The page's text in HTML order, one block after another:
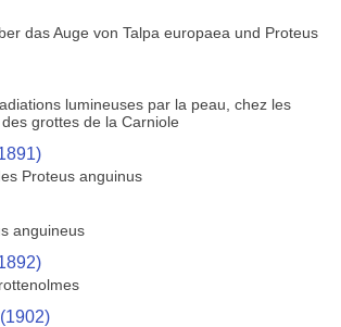
das Auge von Talpa europaea und Proteus
lumineuses par la peau, chez les
grottes de la Carniole
Proteus anguinus
anguineus